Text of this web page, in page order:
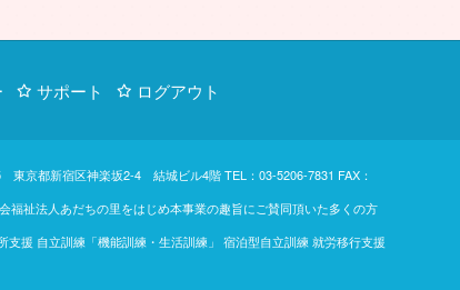
サポート ログアウト
京都新宿区神楽坂2-4 結城ビル4階TEL：03-5206-7831 FAX：
祉法人あだちの里をはじめ本事業の趣旨にご賛同頂いた多くの方
援 自立訓練「機能訓練・生活訓練」 宿泊型自立訓練 就労移行支援